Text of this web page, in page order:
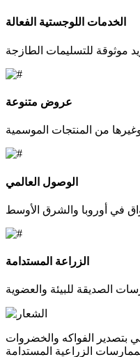
الخدمات اللوجستية الفعالة
عروض متنوعة
الوصول العالمي
الزراعة المستدامة
بتصدير الفواكه والخضروات